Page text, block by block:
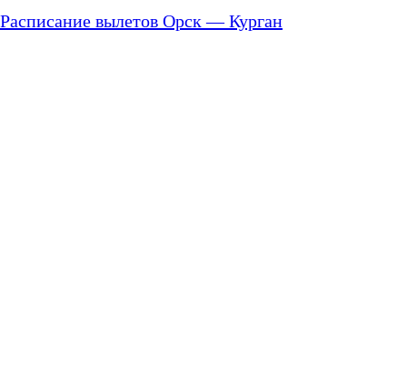
Расписание вылетов Орск — Курган